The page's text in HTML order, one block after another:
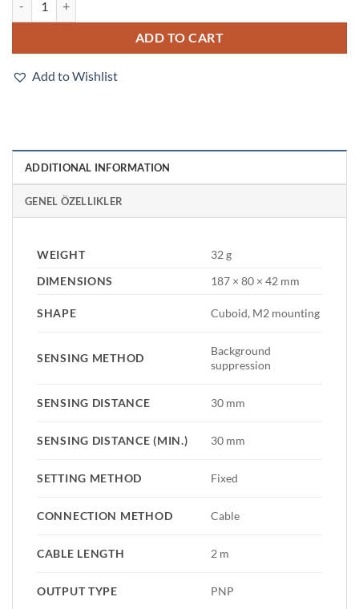
ADD TO CART
Add to Wishlist
ADDITIONAL INFORMATION
GENEL ÖZELLIKLER
WEIGHT
32 g
DIMENSIONS
187 × 80 × 42 mm
SHAPE Cuboid, M2 mounting
SENSING METHOD
Background
suppression
SENSING DISTANCE 30 mm
SENSING DISTANCE (MIN.) 30 mm
SETTING METHOD Fixed
CONNECTION METHOD Cable
CABLE LENGTH 2 m
OUTPUT TYPE PNP